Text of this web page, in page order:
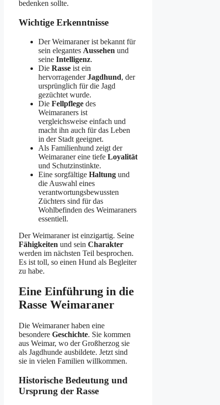
bedenken sollte.
Wichtige Erkenntnisse
Der Weimaraner ist bekannt für
sein elegantes Aussehen und
seine Intelligenz.
Die Rasse ist ein
hervorragenderJagdhund, der
ursprünglich für die Jagd
gezüchtet wurde.
Die Fellpflege des
Weimaraners ist
vergleichsweise einfach und
macht ihn auch für das Leben
in der Stadt geeignet.
Als Familienhund zeigt der
Weimaraner eine tiefe Loyalität
und Schutzinstinkte.
Eine sorgfältige Haltung und
die Auswahl eines
verantwortungsbewussten
Züchters sind für das
Wohlbefinden des Weimaraners
essentiell.
Der Weimaraner ist einzigartig. Seine
Fähigkeiten und sein Charakter
werden im nächsten Teil besprochen.
Es ist toll, so einen Hund als Begleiter
zu habe.
Eine Einführung in die
Rasse Weimaraner
Die Weimaraner haben eine
besondere Geschichte. Sie kommen
aus Weimar, wo der Großherzog sie
als Jagdhunde ausbildete. Jetzt sind
sie in vielen Familien willkommen.
Historische Bedeutung und
Ursprung der Rasse